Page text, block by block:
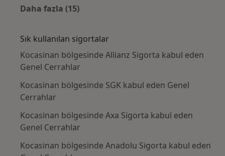
Daha fazla (15)
Sık kullanılan sigortalar
Kocasinan bölgesinde Allianz Sigorta kabul eden
Genel Cerrahlar
Kocasinan bölgesinde SGK kabul eden Genel
Cerrahlar
Kocasinan bölgesinde Axa Sigorta kabul eden
Genel Cerrahlar
Kocasinan bölgesinde Anadolu Sigorta kabul eden